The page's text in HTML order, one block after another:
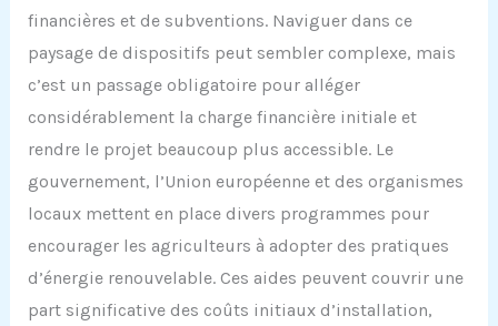
financières et de subventions. Naviguer dans ce
paysage de dispositifs peut sembler complexe, mais
c’est un passage obligatoire pour alléger
considérablement la charge financière initiale et
rendre le projet beaucoup plus accessible. Le
gouvernement, l’Union européenne et des organismes
locaux mettent en place divers programmes pour
encourager les agriculteurs à adopter des pratiques
d’énergie renouvelable. Ces aides peuvent couvrir une
part significative des coûts initiaux d’installation,